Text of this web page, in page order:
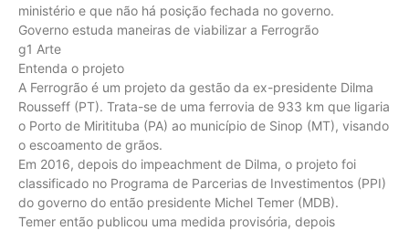
ministério e que não há posição fechada no governo.
Governo estuda maneiras de viabilizar a Ferrogrão
g1 Arte
Entenda o projeto
A Ferrogrão é um projeto da gestão da ex-presidente Dilma
Rousseff (PT). Trata-se de uma ferrovia de 933 km que ligaria
o Porto de Miritituba (PA) ao município de Sinop (MT), visando
o escoamento de grãos.
Em 2016, depois do impeachment de Dilma, o projeto foi
classificado no Programa de Parcerias de Investimentos (PPI)
do governo do então presidente Michel Temer (MDB).
Temer então publicou uma medida provisória, depois